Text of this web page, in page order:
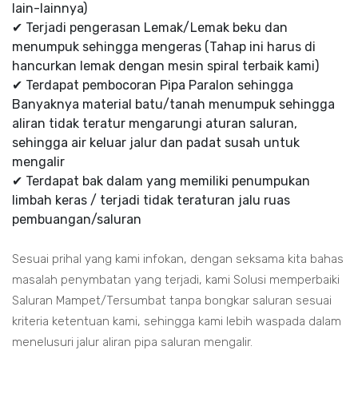
lain-lainnya)
✔ Terjadi pengerasan Lemak/Lemak beku dan
menumpuk sehingga mengeras (Tahap ini harus di
hancurkan lemak dengan mesin spiral terbaik kami)
✔ Terdapat pembocoran Pipa Paralon sehingga
Banyaknya material batu/tanah menumpuk sehingga
aliran tidak teratur mengarungi aturan saluran,
sehingga air keluar jalur dan padat susah untuk
mengalir
✔ Terdapat bak dalam yang memiliki penumpukan
limbah keras / terjadi tidak teraturan jalu ruas
pembuangan/saluran
Sesuai prihal yang kami infokan, dengan seksama kita bahas
masalah penymbatan yang terjadi, kami Solusi memperbaiki
Saluran Mampet/Tersumbat tanpa bongkar saluran sesuai
kriteria ketentuan kami, sehingga kami lebih waspada dalam
menelusuri jalur aliran pipa saluran mengalir.